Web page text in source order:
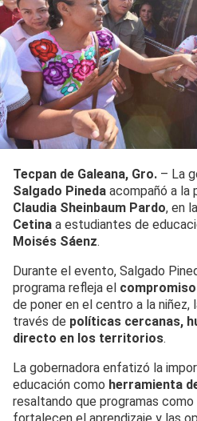
Tecpan de Galeana, Gro. – La
Salgado Pineda acompañó a la
Claudia Sheinbaum Pardo, en
Cetina a estudiantes de
Moisés Sáenz.
Durante el evento, Salgado
programa refleja el
de poner en el centro a la niñez,
través de políticas cercanas,
directo en los territorios.
La gobernadora enfatizó la
educación como herramienta
resaltando que programas